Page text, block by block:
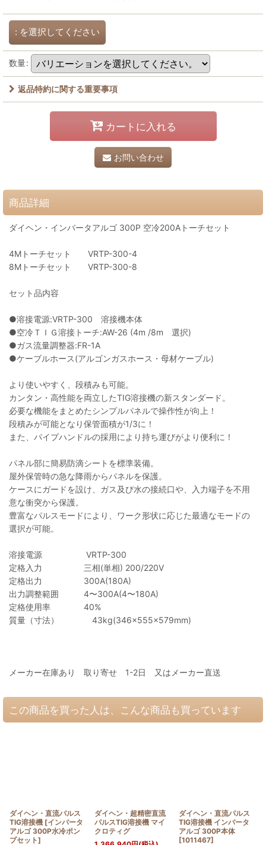
: を選択してください
数量:
返品特約に関する重要事項
カートに入れる
お問い合わせ
商品詳細
ダイヘン・インバータアルゴ 300P 空冷200Aトーチセット
4Mトーチセット VRTP-300-4
8Mトーチセット VRTP-300-8
セット品内容
●溶接電源:VRTP-300 溶接機本体
●空冷ＴＩＧ溶接トーチ:AW-26 (4m /8m 選択)
●ガス流量調整器:FR-1A
●ケーブルホース(アルゴンガスホース・母材ケーブル)
より使いやすく、段積みも可能。
カンタン・高性能を両立したTIG溶接機の新スタンダード。
必要な機能をまとめたシンプルパネルで操作性が向上！
段積みが可能となり保管面積が1/3に！
また、パイプハンドルの採用により持ち運びがより便利に！
パネル部に簡易防滴シートを標準装備。
屋外保管時の急な降雨からパネルを保護。
ケースにガードを設け、ガス及び水の接続口や、入力端子を不用
意な衝突から保護。
豊富なパルスモードにより、ワーク形状に応じた最適なモードの
選択が可能。
溶接電源 VRTP-300
定格入力 三相(単相) 200/220V
定格出力 300A(180A)
出力調整範囲 4〜300A(4〜180A)
定格使用率 40%
質量（寸法） 43kg(346×555×579mm)
メーカー在庫あり 取り寄せ 1-2日 又はメーカー直送
この商品を買った人は、こんな商品も買っています
ダイヘン・直流パルス
TIG溶接機 [インバータ
アルゴ 300P水冷ポン
プセット]
ダイヘン・超精密直流
パルスTIG溶接機 マイ
クロティグ
ダイヘン・直流パルス
TIG溶接機 インバータ
アルゴ 300P本体
[1011467]